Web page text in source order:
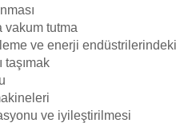
vakum tutma
ve enerji endüstrilerindeki
taşımak
ve iyileştirilmesi